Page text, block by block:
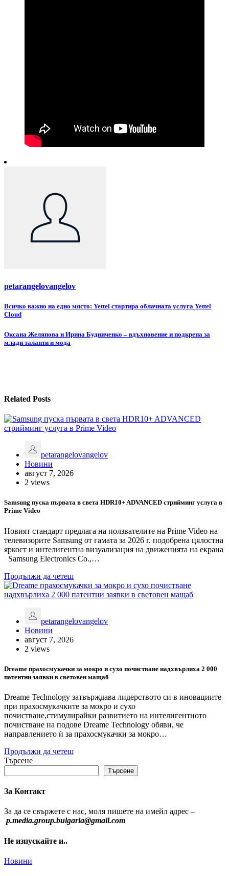
petarangelovangelov
Навигация
Всичко важно на едно място: Yettel стартира облачната услуга Yettel
Cloud
Оксана Желяпова и Ирина Будниченко – вдъхновение и подкрепа за
млади таланти и мода
Related Posts
petarangelovangelov
Новини
август 7, 2026
2 views
Samsung пуска първата в света HDR10+ ADVANCED стрийминг услуга в
Prime Video
Новият стандарт предлага на ползвателите на Prime Video на
телевизорите Samsung от гамата за 2026 г. подобрена цялостна
яркост и интелигентна визуализация на движенията на екрана
Samsung Electronics Co.,…
Продължи да четеш
petarangelovangelov
Новини
август 7, 2026
2 views
Dreame прахосмукачки за мокро и сухо почистване надхвърлиха 2 000
патентни заявки в световен мащаб
Dreame Technology затвърждава лидерството си в иновациите
при прахосмукачките за мокро и сухо
почистване,стимулирайки развитието на интелигентното
почистване на подове Dreame Technology обяви, че
направлението ѝ за прахосмукачки за мокро…
Продължи да четеш
Търсене
Търсене
За Контакт
За да се свържете с нас, моля пишете на имейл адрес –
p.media.group.bulgaria@gmail.com
Не изпускайте и..
Новини